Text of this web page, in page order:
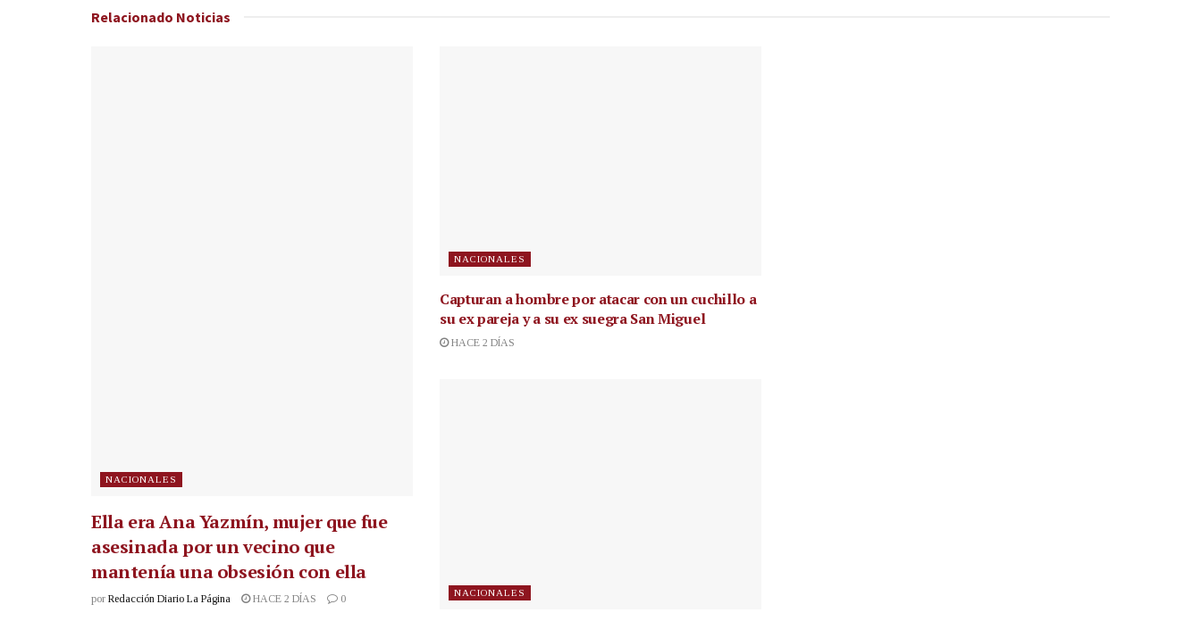
Relacionado Noticias
NACIONALES
Ella era Ana Yazmín, mujer que fue
asesinada por un vecino que
mantenía una obsesión con ella
por Redacción Diario La Página HACE 2 DÍAS 0
NACIONALES
Capturan a hombre por atacar con un cuchillo a
su ex pareja y a su ex suegra San Miguel
HACE 2 DÍAS
NACIONALES